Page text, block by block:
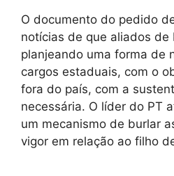
O documento do pedido
notícias de que aliados de
planjeando uma forma de
cargos estaduais, com o
fora do país, com a
necessária. O líder do PT
um mecanismo de burlar
vigor em relação ao filho